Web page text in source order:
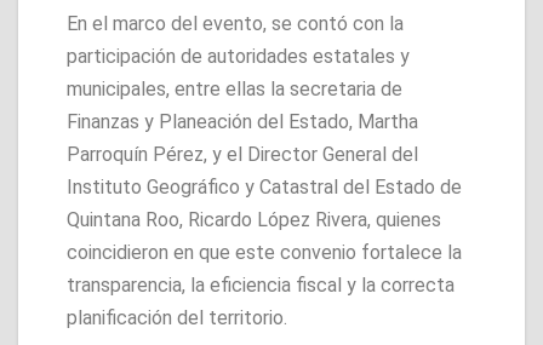
En el marco del evento, se contó con la
participación de autoridades estatales y
municipales, entre ellas la secretaria de
Finanzas y Planeación del Estado, Martha
Parroquín Pérez, y el Director General del
Instituto Geográfico y Catastral del Estado de
Quintana Roo, Ricardo López Rivera, quienes
coincidieron en que este convenio fortalece la
transparencia, la eficiencia fiscal y la correcta
planificación del territorio.